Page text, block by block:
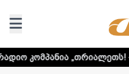
- დეტალური